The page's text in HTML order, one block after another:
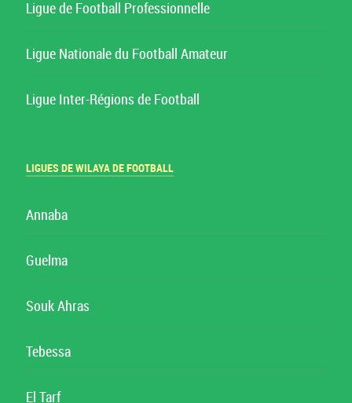
Ligue de Football Professionnelle
Ligue Nationale du Football Amateur
Ligue Inter-Régions de Football
LIGUES DE WILAYA DE FOOTBALL
Annaba
Guelma
Souk Ahras
Tebessa
El Tarf